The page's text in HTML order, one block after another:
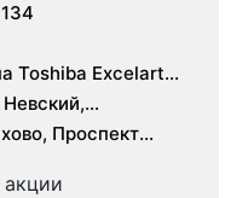
Toshiba Excelart
Prime 160
Проспект
акции